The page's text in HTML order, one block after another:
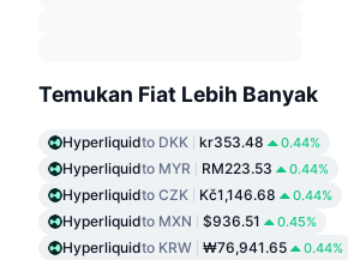
Temukan Fiat Lebih Banyak
Hyperliquidto DKK kr353.48 0.44%
Hyperliquidto MYR RM223.53 0.44%
Hyperliquidto CZK Kč1,146.68 0.44%
Hyperliquidto MXN $936.51 0.45%
Hyperliquidto KRW ₩76,941.65 0.44%